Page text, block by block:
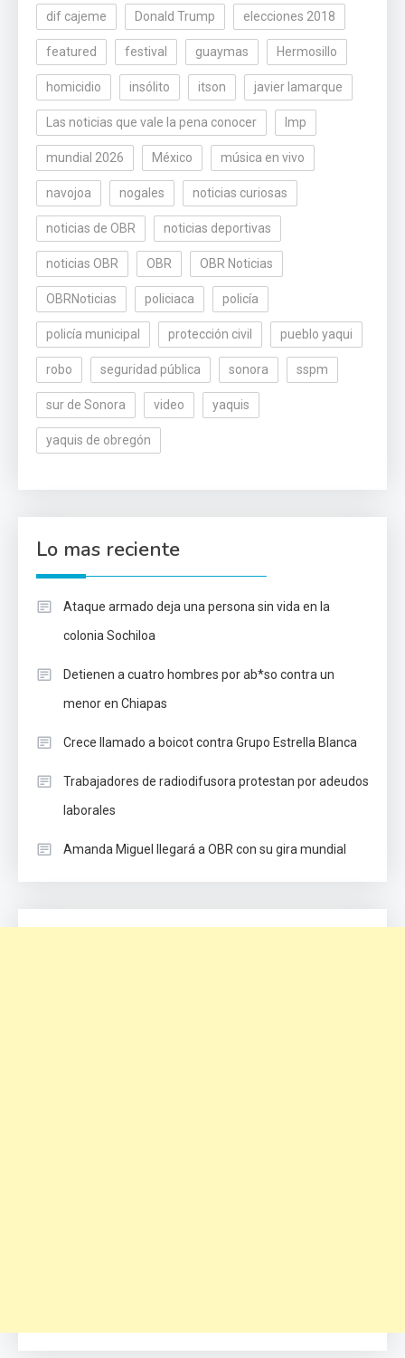
dif cajeme Donald Trump elecciones 2018
featured festival guaymas Hermosillo
homicidio insólito itson javier lamarque
Las noticias que vale la pena conocer lmp
mundial 2026 México música en vivo
navojoa nogales noticias curiosas
noticias de OBR noticias deportivas
noticias OBR OBR OBR Noticias
OBRNoticias policiaca policía
policía municipal protección civil pueblo yaqui
robo seguridad pública sonora sspm
sur de Sonora video yaquis
yaquis de obregón
Lo mas reciente
Ataque armado deja una persona sin vida en la
colonia Sochiloa
Detienen a cuatro hombres por ab*so contra un
menor en Chiapas
Crece llamado a boicot contra Grupo Estrella Blanca
Trabajadores de radiodifusora protestan por adeudos
laborales
Amanda Miguel llegará a OBR con su gira mundial